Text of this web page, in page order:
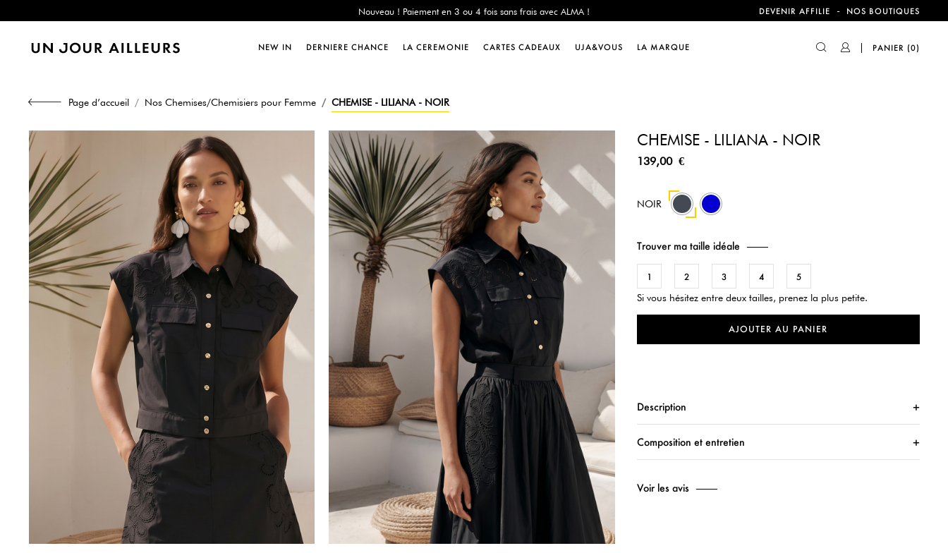
Dernière Chance : -60% sur une sélection jusqu'au 23/08 en vous connectant à votre compte !
Livraison offerte dès 200€ d'achat
Dernière Chance : -60% sur une sélection jusqu'au 23/08 en vous connectant à votre compte !
DEVENIR AFFILIE - NOS BOUTIQUES
NEW IN DERNIERE CHANCE LA CEREMONIE CARTES CADEAUX UJA&VOUS LA MARQUE PANIER (0)
Page d’accueil Nos Chemises/Chemisiers pour Femme CHEMISE - LILIANA - NOIR
CHEMISE - LILIANA - NOIR
139,00 €
NOIR 212
Trouver ma taille idéale
1 2 3 4 5
Si vous hésitez entre deux tailles, prenez la plus petite.
AJOUTER AU PANIER
Description
Composition et entretien
Voir les avis